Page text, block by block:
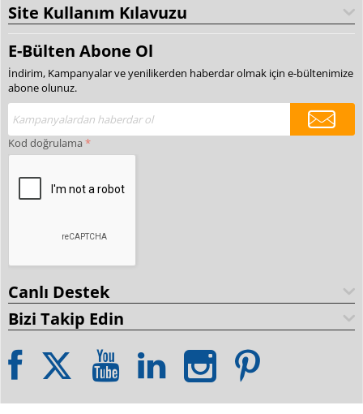
Site Kullanım Kılavuzu
E-Bülten Abone Ol
İndirim, Kampanyalar ve yenilikerden haberdar olmak için e-bültenimize
abone olunuz.
Kod doğrulama
Canlı Destek
Bizi Takip Edin